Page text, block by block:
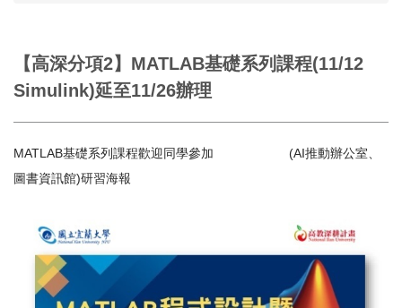
志願服務
【高深分項2】MATLAB基礎系列課程(11/12
Simulink)延至11/26辦理
MATLAB基礎系列課程歡迎同學參加 (AI推動辦公室、
圖書資訊館)研習海報